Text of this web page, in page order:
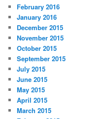
February 2016
January 2016
December 2015
November 2015
October 2015
September 2015
July 2015
June 2015
May 2015
April 2015
March 2015